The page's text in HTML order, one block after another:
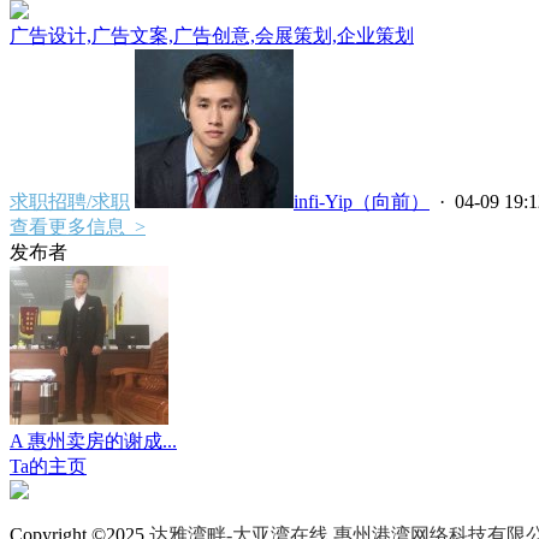
广告设计,广告文案,广告创意,会展策划,企业策划
求职招聘/求职 infi-Yip（向前）
· 04-09
查看更多信息 >
发布者
A 惠州卖房的谢成...
Ta的主页
Copyright ©2025 达雅湾畔-大亚湾在线 惠州港湾网络科技有限